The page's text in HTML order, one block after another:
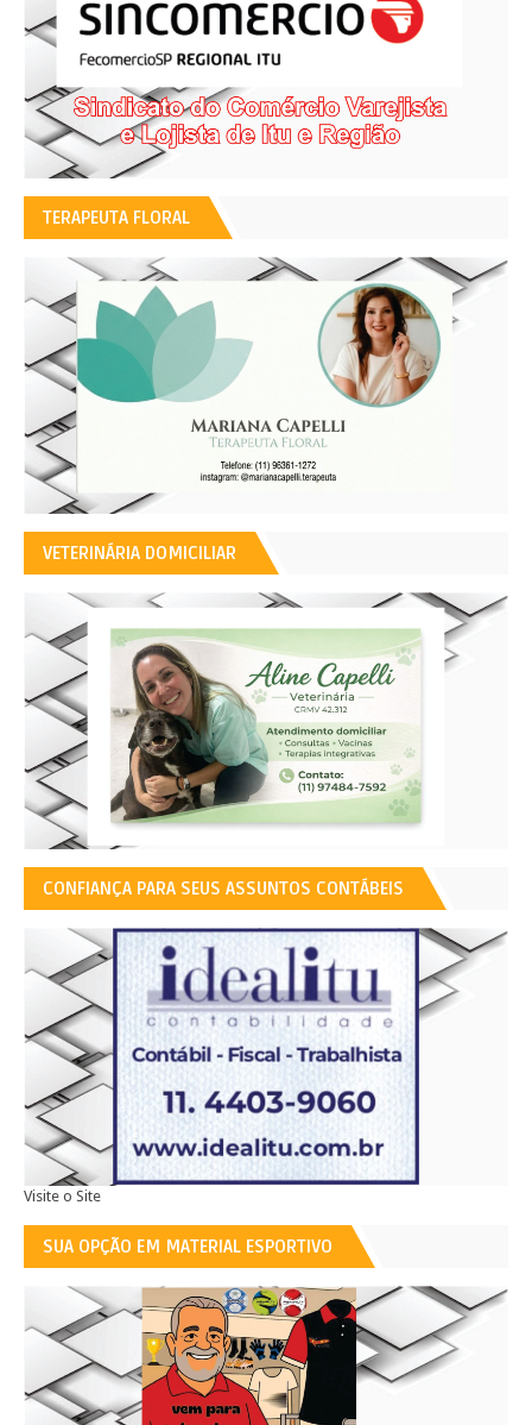
TERAPEUTA FLORAL
VETERINÁRIA DOMICILIAR
CONFIANÇA PARA SEUS ASSUNTOS CONTÁBEIS
Visite o Site
SUA OPÇÃO EM MATERIAL ESPORTIVO